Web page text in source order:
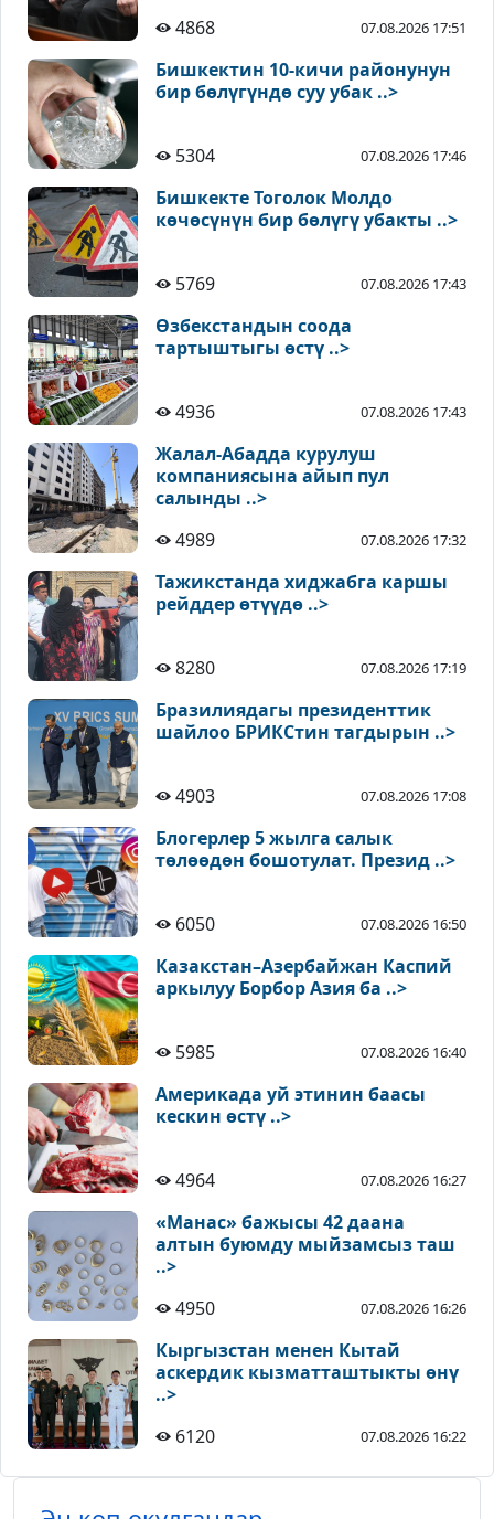
4868
07.08.2026 17:51
Бишкектин 10-кичи районунун
бир бөлүгүндө суу убак ..>
5304 07.08.2026 17:46
Бишкекте Тоголок Молдо
көчөсүнүн бир бөлүгү убакты ..>
5769 07.08.2026 17:43
Өзбекстандын соода
тартыштыгы өстү ..>
4936 07.08.2026 17:43
Жалал-Абадда курулуш
компаниясына айып пул
салынды ..>
4989
07.08.2026 17:32
Тажикстанда хиджабга каршы
рейддер өтүүдө ..>
8280 07.08.2026 17:19
Бразилиядагы президенттик
шайлоо БРИКСтин тагдырын ..>
4903 07.08.2026 17:08
Блогерлер 5 жылга салык
төлөөдөн бошотулат. Презид ..>
6050 07.08.2026 16:50
Казакстан–Азербайжан Каспий
аркылуу Борбор Азия ба ..>
5985 07.08.2026 16:40
Америкада уй этинин баасы
кескин өстү ..>
4964 07.08.2026 16:27
«Манас» бажысы 42 даана
алтын буюмду мыйзамсыз таш
..>
4950
07.08.2026 16:26
Кыргызстан менен Кытай
аскердик кызматташтыкты өнү
..>
6120
07.08.2026 16:22